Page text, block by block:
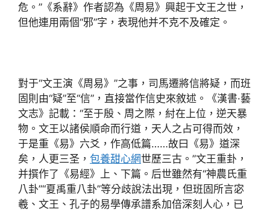
危。”《系辭》作者認為《周易》興起于文王之世，
但他連用兩個“邪”字，表現他并不克不及確定。
對于“文王演《周易》”之事，司馬遷將信將疑，而班
固則由“疑”至“信”，直接當作信史來敘述。《漢書·藝
文志》記載：“至于殷、周之際，紂在上位，逆天暴
物。文王以諸侯順命而行道，天人之占可得而效，
于是重《易》六爻，作高低篇……故曰《易》道深
矣，人更三圣， 包養甜心網世歷三古。”文王重卦，
并撰作了《易經》上、下篇。后世雖然有“神農氏重
八卦”“夏禹重八卦”等分歧說法出現，但班固所言宓
羲、文王、孔子的易學傳承譜系加倍深刻人心，已